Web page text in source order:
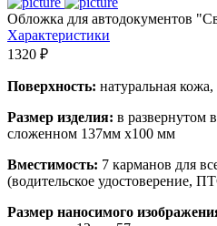
Обложка для автодокументов
Характеристики
1320 ₽
Поверхность: натуральная
Размер изделия: в развернутом
сложенном 137мм х100 мм
Вместимость: 7 карманов для
(водительское удостоверение,
Размер наносимого